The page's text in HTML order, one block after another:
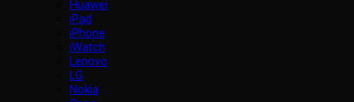
Huawei
iPad
iPhone
iWatch
Lenovo
LG
Nokia